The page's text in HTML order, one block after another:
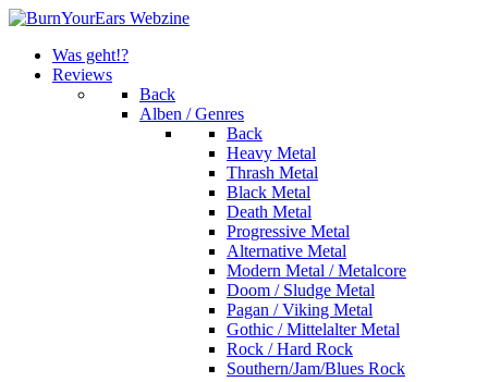
Was geht!?
Reviews
Back
Alben / Genres
Back
Heavy Metal
Thrash Metal
Black Metal
Death Metal
Progressive Metal
Alternative Metal
Modern Metal / Metalcore
Doom / Sludge Metal
Pagan / Viking Metal
Gothic / Mittelalter Metal
Rock / Hard Rock
Southern/Jam/Blues Rock